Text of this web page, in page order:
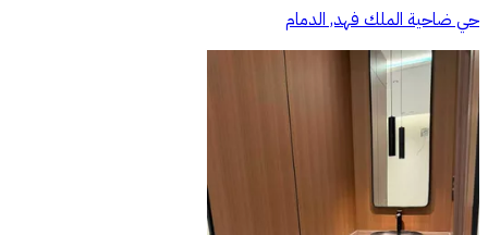
حي ضاحية الملك فهد, الدمام